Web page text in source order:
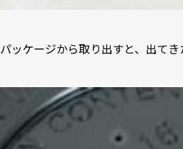
パッケージから取り出すと、出てき